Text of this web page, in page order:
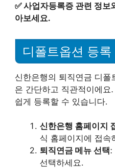
✅사업자등록증 관련 정보
아보세요.
디폴트옵션 등록
신한은행의 퇴직연금 디폴
은 간단하고 직관적이에요
쉽게 등록할 수 있습니다.
신한은행 홈페이지
식 홈페이지에 접속
퇴직연금 메뉴 선택:
선택하세요.